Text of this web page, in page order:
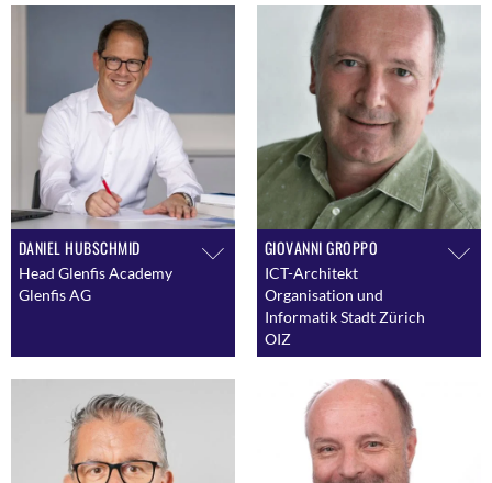
DANIEL HUBSCHMID
Head Glenfis Academy
Glenfis AG
GIOVANNI GROPPO
ICT-Architekt
Organisation und
Informatik Stadt Zürich
OIZ